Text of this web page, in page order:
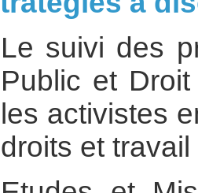
Le suivi des
Public et
les activistes
droits et